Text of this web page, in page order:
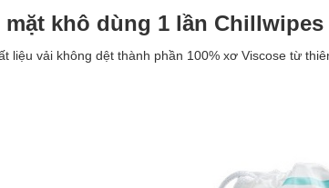
mặt khô dùng 1 lần
liệu vải không dệt thành phần 100% xơ Viscose từ